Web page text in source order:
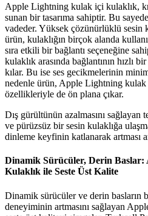
Apple Lightning kulak içi kulaklık,
sunan bir tasarıma sahiptir. Bu
vadeder. Yüksek çözünürlüklü sesin
ürün, kulaklığın birçok alanda
sıra etkili bir bağlantı seçeneğine
kulaklık arasında bağlantının hızlı
kılar. Bu ise ses gecikmelerinin
nedenle ürün, Apple Lightning kulak
özellikleriyle de ön plana çıkar.
Dış gürültünün azalmasını sağlayan
ve pürüzsüz bir sesin kulaklığa
dinleme keyfinin katlanarak artması
Dinamik Sürücüler, Derin
Kulaklık ile Seste Üst Kalite
Dinamik sürücüler ve derin basların
deneyiminin artmasını sağlayan